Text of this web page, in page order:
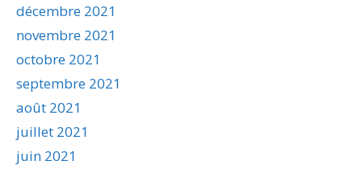
décembre 2021
novembre 2021
octobre 2021
septembre 2021
août 2021
juillet 2021
juin 2021